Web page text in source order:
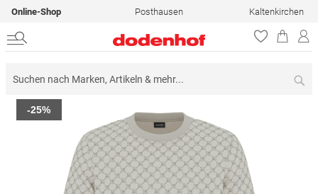
Online-Shop Posthausen Kaltenkirchen
Zum
Ende
-25%